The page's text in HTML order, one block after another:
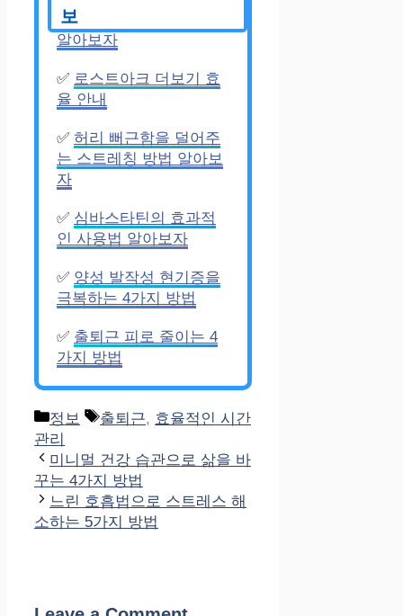
✅태아 성장에 좋은 과일
알아보자
✅ 로스트아크 더보기 효
율 안내
✅ 허리 뻐근함을 덜어주
는 스트레칭 방법 알아보
자
✅ 심바스타틴의 효과적
인 사용법 알아보자
✅ 양성 발작성 현기증을
극복하는 4가지 방법
✅ 출퇴근 피로 줄이는 4
가지 방법
Categories
정보 Tags
출퇴근, 효율적인 시간
관리
미니멀 건강 습관으로 삶을 바
꾸는 4가지 방법
느린 호흡법으로 스트레스 해
소하는 5가지 방법